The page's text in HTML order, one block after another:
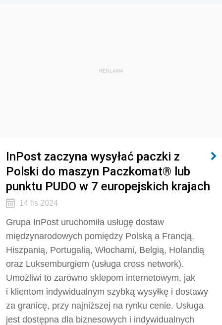
REKLAMA
InPost zaczyna wysyłać paczki z
Polski do maszyn Paczkomat® lub
punktu PUDO w 7 europejskich krajach
14 lis 2024
Grupa InPost uruchomiła usługę dostaw
międzynarodowych pomiędzy Polską a Francją,
Hiszpanią, Portugalią, Włochami, Belgią, Holandią
oraz Luksemburgiem (usługa cross network).
Umożliwi to zarówno sklepom internetowym, jak
i klientom indywidualnym szybką wysyłkę i dostawy
za granicę, przy najniższej na rynku cenie. Usługa
jest dostępna dla biznesowych i indywidualnych